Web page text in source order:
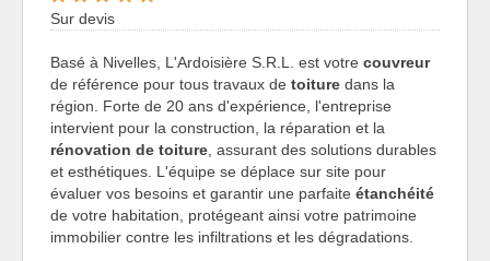
Sur devis
Basé à Nivelles, L'Ardoisière S.R.L. est votre couvreur
de référence pour tous travaux de toiture dans la
région. Forte de 20 ans d'expérience, l'entreprise
intervient pour la construction, la réparation et la
rénovation de toiture , assurant des solutions durables
et esthétiques. L'équipe se déplace sur site pour
évaluer vos besoins et garantir une parfaite étanchéité
de votre habitation, protégeant ainsi votre patrimoine
immobilier contre les infiltrations et les dégradations.